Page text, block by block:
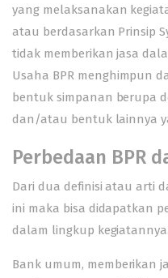
yang melaksanakan
atau berdasarkan Prinsip
tidak memberikan jasa
Usaha BPR menghimpun
bentuk simpanan berupa
dan/atau bentuk lainnya
Perbedaan BPR
Dari dua definisi atau arti
ini maka bisa didapatkan
dalam lingkup kegiatannya.
Bank umum, memberikan